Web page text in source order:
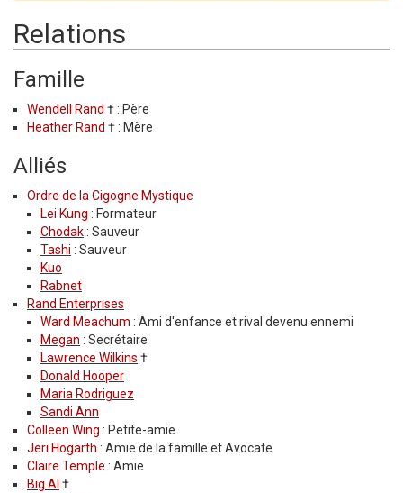
Relations
Famille
Wendell Rand † : Père
Heather Rand † : Mère
Alliés
Ordre de la Cigogne Mystique
Lei Kung : Formateur
Chodak : Sauveur
Tashi : Sauveur
Kuo
Rabnet
Rand Enterprises
Ward Meachum : Ami d'enfance et rival devenu ennemi
Megan : Secrétaire
Lawrence Wilkins †
Donald Hooper
Maria Rodriguez
Sandi Ann
Colleen Wing : Petite-amie
Jeri Hogarth : Amie de la famille et Avocate
Claire Temple : Amie
Big Al †